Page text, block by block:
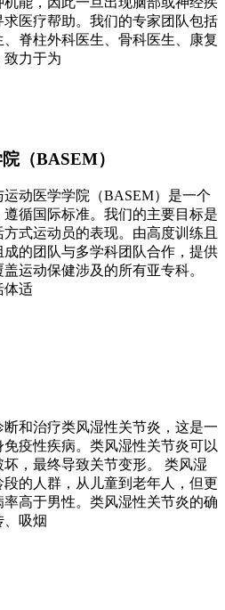
医疗帮助。我们的专家团队包括
脊柱外科医生、骨科医生、康复
致力于为
（BASEM）
动医学学院（BASEM）是一个
循国际标准。我们的主要目标是
式运动员的表现。由高度训练且
的团队与多学科团队合作，提供
运动保健涉及的所有亚专科。
体适
和治疗类风湿性关节炎，这是一
疫性疾病。类风湿性关节炎可以
，最终导致关节变形。 类风湿
的人群，从儿童到老年人，但更
高于男性。类风湿性关节炎的确
、吸烟